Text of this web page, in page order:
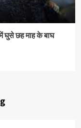
घुसे छह माह के बाघ